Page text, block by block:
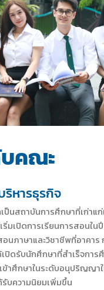
คณะ
หารธุรกิจ
ป็นสถาบันการศึกษาที่เก่าแ
มเปิดการเรียนการสอนใน
อนภาษาและวิชาชีพที่อาคา
ปิดรับนักศึกษาที่สำเร็จการ
ข้าศึกษาในระดับอนุปริญญา
รับความนิยมเพิ่มขึ้น